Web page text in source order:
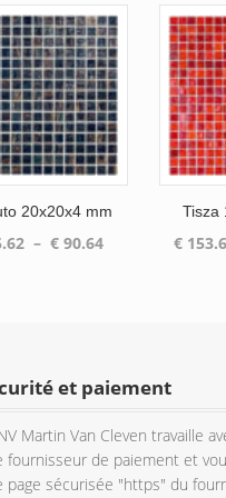
20x20x4 mm
– € 90.64Plage
Tisza
€
et paiement
Martin Van Cleven travaille
fournisseur de paiement et
page sécurisée "https" du